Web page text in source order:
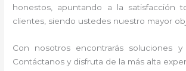
honestos, apuntando a la satisfacción
clientes, siendo ustedes nuestro mayor
Con nosotros encontrarás soluciones
Contáctanos y disfruta de la más alta